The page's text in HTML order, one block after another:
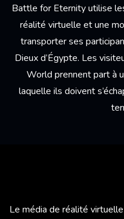
Battle for Eternity utilise
réalité virtuelle et une
transporter ses
Dieux d’Égypte. Les
World prennent part à
laquelle ils doivent
Le média de réalité